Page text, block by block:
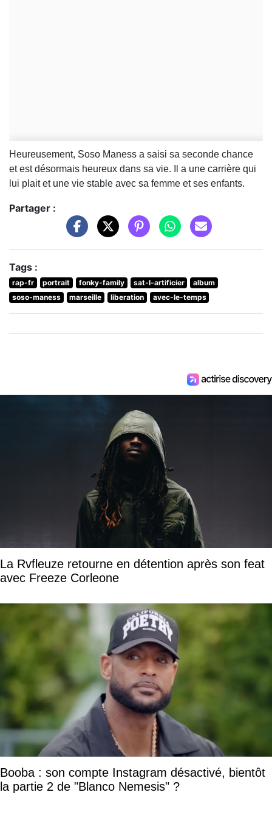
Heureusement, Soso Maness a saisi sa seconde chance
et est désormais heureux dans sa vie. Il a une carrière qui
lui plait et une vie stable avec sa femme et ses enfants.
Partager :
Tags :
rap-fr portrait fonky-family sat-l-artificier
album
soso-maness
marseille liberation avec-le-temps
La Rvfleuze retourne en détention après son feat
avec Freeze Corleone
Booba : son compte Instagram désactivé, bientôt
la partie 2 de "Blanco Nemesis" ?